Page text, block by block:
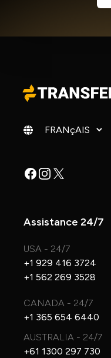
Changer de langue
Facebook
Instagram
X
Assistance 24/7
USA - 24/7
+1 929 416 3724
+1 562 269 3528
CANADA - 24/7
+1 365 654 6440
AUSTRALIA - 24/7
+61 1300 297 730